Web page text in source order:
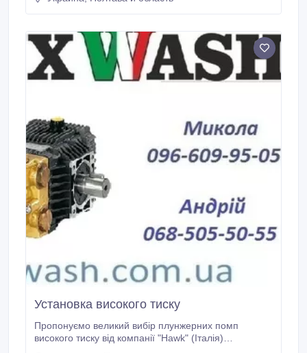
автоматические моечные комплексы, мойки колес
легковых автомобилей.
Установка високого тиску
Пропонуємо великий вибір плунжерних помп
високого тиску від компанії "Hawk" (Італія)